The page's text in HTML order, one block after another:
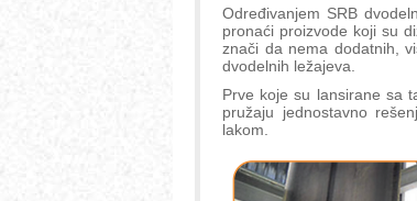
Određivanjem SRB
pronaći proizvode koji su
znači da nema dodatnih,
dvodelnih ležajeva.
Prve koje su lansirane sa
pružaju jednostavno
lakom.